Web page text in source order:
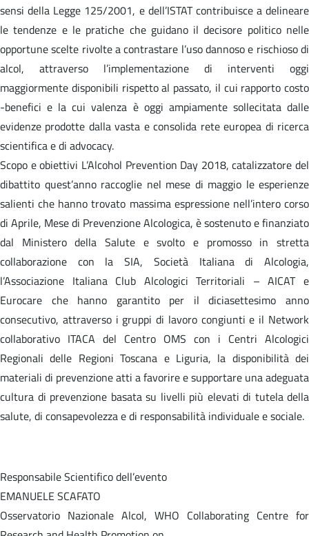
sensi della Legge 125/2001, e dell’ISTAT contribuisce a delineare
le tendenze e le pratiche che guidano il decisore politico nelle
opportune scelte rivolte a contrastare l’uso dannoso e rischioso di
alcol, attraverso l’implementazione di interventi oggi
maggiormente disponibili rispetto al passato, il cui rapporto costo
-benefici e la cui valenza è oggi ampiamente sollecitata dalle
evidenze prodotte dalla vasta e consolida rete europea di ricerca
scientifica e di advocacy.
Scopo e obiettivi L’Alcohol Prevention Day 2018, catalizzatore del
dibattito quest’anno raccoglie nel mese di maggio le esperienze
salienti che hanno trovato massima espressione nell’intero corso
di Aprile, Mese di Prevenzione Alcologica, è sostenuto e finanziato
dal Ministero della Salute e svolto e promosso in stretta
collaborazione con la SIA, Società Italiana di Alcologia,
l’Associazione Italiana Club Alcologici Territoriali – AICAT e
Eurocare che hanno garantito per il diciasettesimo anno
consecutivo, attraverso i gruppi di lavoro congiunti e il Network
collaborativo ITACA del Centro OMS con i Centri Alcologici
Regionali delle Regioni Toscana e Liguria, la disponibilità dei
materiali di prevenzione atti a favorire e supportare una adeguata
cultura di prevenzione basata su livelli più elevati di tutela della
salute, di consapevolezza e di responsabilità individuale e sociale.
Responsabile Scientifico dell’evento
EMANUELE SCAFATO
Osservatorio Nazionale Alcol, WHO Collaborating Centre for